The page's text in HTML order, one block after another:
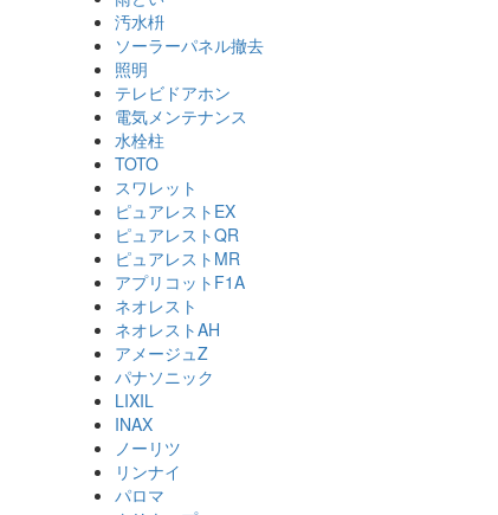
汚水枡
ソーラーパネル撤去
照明
テレビドアホン
電気メンテナンス
水栓柱
TOTO
スワレット
ピュアレストEX
ピュアレストQR
ピュアレストMR
アプリコットF1A
ネオレスト
ネオレストAH
アメージュZ
パナソニック
LIXIL
INAX
ノーリツ
リンナイ
パロマ